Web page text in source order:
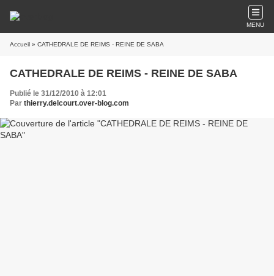
MENU
Accueil » CATHEDRALE DE REIMS - REINE DE SABA
CATHEDRALE DE REIMS - REINE DE SABA
Publié le 31/12/2010 à 12:01
Par thierry.delcourt.over-blog.com